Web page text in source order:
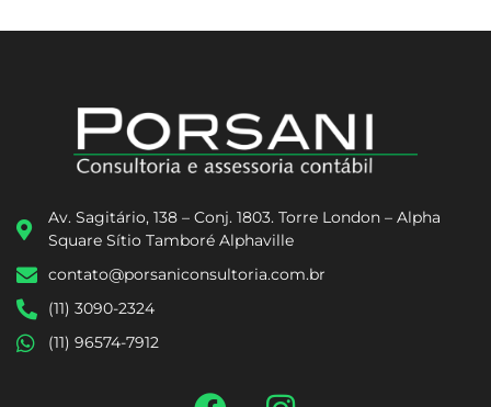
Av. Sagitário, 138 – Conj. 1803. Torre London – Alpha
Square Sítio Tamboré Alphaville
contato@porsaniconsultoria.com.br
(11) 3090-2324
(11) 96574-7912